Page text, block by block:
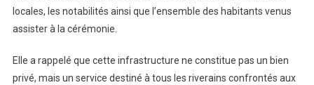
locales, les notabilités ainsi que l’ensemble des habitants venus
assister à la cérémonie.
Elle a rappelé que cette infrastructure ne constitue pas un bien
privé, mais un service destiné à tous les riverains confrontés aux